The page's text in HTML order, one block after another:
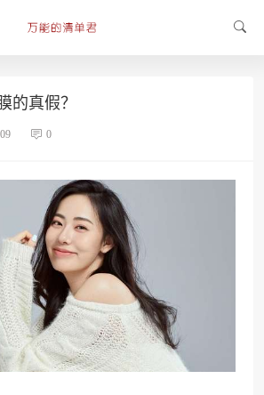
的真假？
0